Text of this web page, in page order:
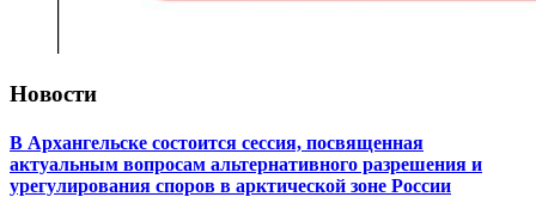
Новости
В Архангельске состоится сессия, посвященная
актуальным вопросам альтернативного разрешения и
урегулирования споров в арктической зоне России